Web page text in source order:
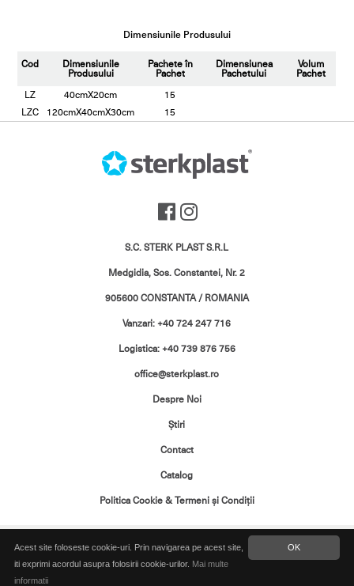
Dimensiunile Produsului
Cod Dimensiunile
Produsului
Pachete în
Pachet
Dimensiunea
Pachetului
Volum
Pachet
LZ
40cmX20cm
15
LZC
120cmX40cmX30cm 15
S.C. STERK PLAST S.R.L
Medgidia, Sos. Constantei, Nr. 2
905600 CONSTANTA / ROMANIA
Vanzari: +40 724 247 716
Logistica: +40 739 876 756
office@sterkplast.ro
Despre Noi
Ştiri
Contact
Catalog
Politica Cookie & Termeni şi Condiţii
Toate drepturile rezervate. Copyright ©
2026 Sterk Plast
OK
Acest site foloseste cookie-uri. Prin navigarea pe acest site,
iti exprimi acordul asupra folosirii cookie-urilor. Mai multe
informatii